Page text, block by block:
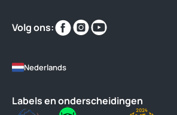
Volg ons:
Vind
ons
Vind
ons
Nederlands
Labels en onderscheidingen